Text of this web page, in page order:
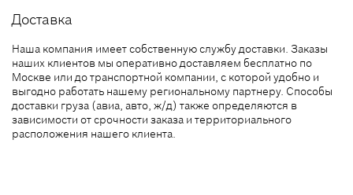
Доставка
Наша компания имеет собственную службу доставки. Заказы
наших клиентов мы оперативно доставляем бесплатно по
Москве или до транспортной компании, с которой удобно и
выгодно работать нашему региональному партнеру. Способы
доставки груза (авиа, авто, ж/д) также определяются в
зависимости от срочности заказа и территориального
расположения нашего клиента.